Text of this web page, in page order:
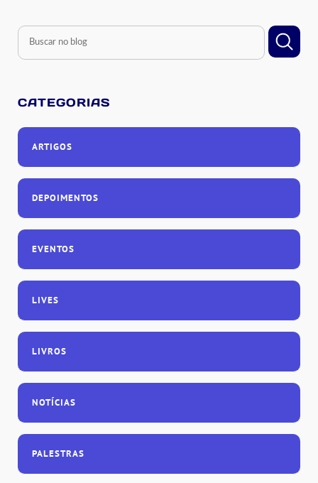
CATEGORIAS
ARTIGOS
DEPOIMENTOS
EVENTOS
LIVES
LIVROS
NOTÍCIAS
PALESTRAS